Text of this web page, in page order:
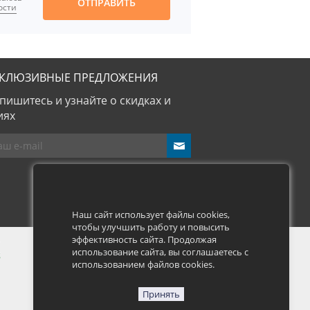
ОТПРАВИТЬ
ПРЕДЛОЖЕНИЯ
и узнайте о скидках и
send
Наш сайт использует файлы cookies,
чтобы улучшить работу и повысить
эффективность сайта. Продолжая
использование сайта, вы соглашаетесь с
использованием файлов cookies.
Принять